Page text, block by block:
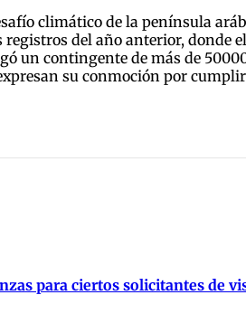
climático de la península
del año anterior, donde
un contingente de más de
su conmoción por
para ciertos solicitantes de